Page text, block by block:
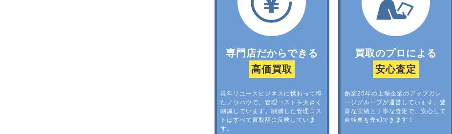
専門店だからできる
高価買取
長年リユースビジネスに携わって得
たノウハウで、管理コストを大きく
削減しています。削減した管理コス
トはすべて買取額に反映していま
す。
買取のプロによる
安心査定
創業25年の上場企業のアップガレ
ージグループが運営しています。豊
富な実績と丁寧な査定で、安心して
自転車を売却できます！